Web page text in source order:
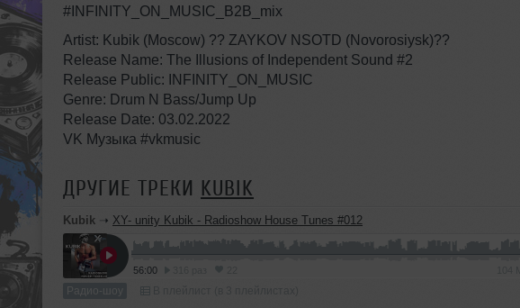
#INFINITY_ON_MUSIC_B2B_mix
Artist: Kubik (Moscow) ?? ZAYKOV NSOTD (Novorosiysk)??
Release Name: The Illusions of Independent Sound #2
Release Public: INFINITY_ON_MUSIC
Genre: Drum N Bass/Jump Up
Release Date: 03.02.2022
VK Музыка #vkmusic
ДРУГИЕ ТРЕКИ KUBIK
Kubik ➝ XY- unity Kubik - Radioshow House Tunes #012
56:00
Радио-шоу